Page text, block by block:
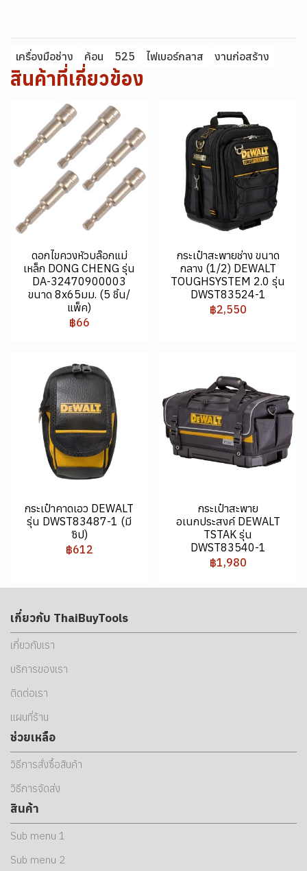
เครื่องมือช่าง ค้อน 525 ไฟเบอร์กลาส งานก่อสร้าง
สินค้าที่เกี่ยวข้อง
ดอกไขควงหัวบล๊อกแม่
เหล็ก DONG CHENG รุ่น
DA-32470900003
ขนาด 8x65มม. (5 ชิ้น/
แพ็ค)
฿66
กระเป๋าสะพายช่าง ขนาด
กลาง (1/2) DEWALT
TOUGHSYSTEM 2.0 รุ่น
DWST83524-1
฿2,550
กระเป๋าคาดเอว DEWALT
รุ่น DWST83487-1 (มี
ซิป)
฿612
กระเป๋าสะพาย
อเนกประสงค์ DEWALT
TSTAK รุ่น
DWST83540-1
฿1,980
เกี่ยวกับ ThaiBuyTools
เกี่ยวกับเรา
บริการของเรา
ติดต่อเรา
แผนที่ร้าน
ช่วยเหลือ
วิธีการสั่งซื้อสินค้า
วิธีการจัดส่ง
สินค้า
Sub menu 1
Sub menu 2